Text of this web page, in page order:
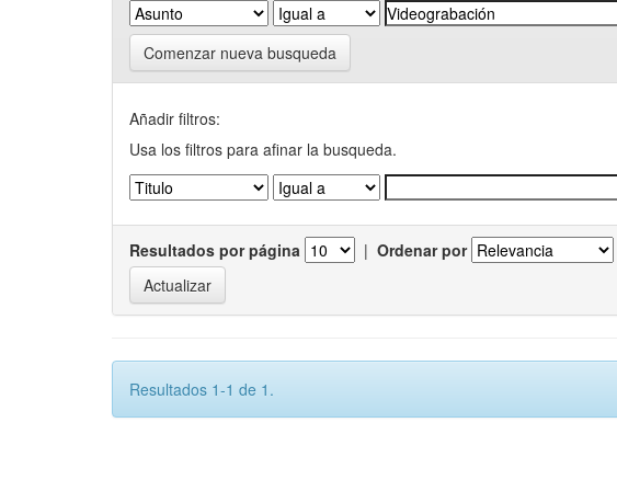
Comenzar nueva busqueda
Añadir filtros:
Usa los filtros para afinar la busqueda.
Resultados por página | Ordenar por
Resultados 1-1 de 1.